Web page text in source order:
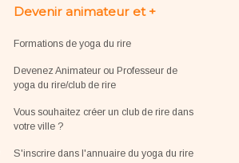
Devenir animateur et +
Formations de yoga du rire
Devenez Animateur ou Professeur de
yoga du rire/club de rire
Vous souhaitez créer un club de rire dans
votre ville ?
S'inscrire dans l'annuaire du yoga du rire